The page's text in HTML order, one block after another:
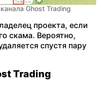
Ghost Trading
проекта, если
скама. Вероятно,
спустя пару
Trading